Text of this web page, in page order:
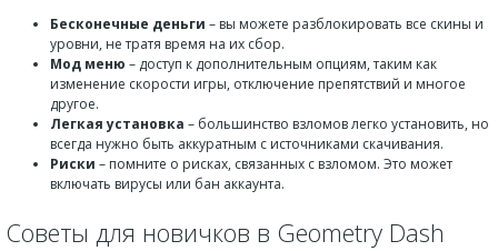
Бесконечные деньги – вы можете разблокировать все скины и
уровни, не тратя время на их сбор.
Мод меню – доступ к дополнительным опциям, таким как
изменение скорости игры, отключение препятствий и многое
другое.
Легкая установка – большинство взломов легко установить, но
всегда нужно быть аккуратным с источниками скачивания.
Риски – помните о рисках, связанных с взломом. Это может
включать вирусы или бан аккаунта.
Советы для новичков в Geometry Dash